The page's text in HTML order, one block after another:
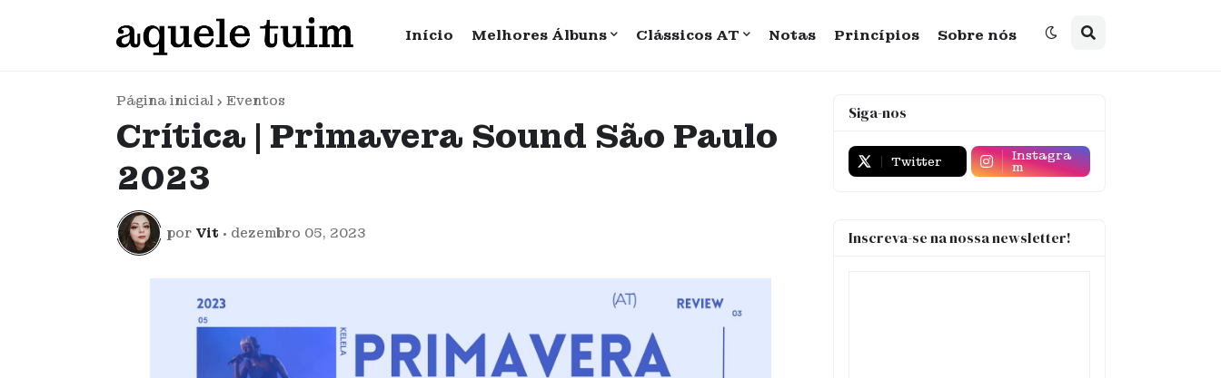
Início Melhores Álbuns Clássicos AT Notas Princípios Sobre nós
Página inicial Eventos
Crítica | Primavera Sound São Paulo
2023
por Vit • dezembro 05, 2023
Siga-nos
Twitter Instagra
m
Inscreva-se na nossa newsletter!